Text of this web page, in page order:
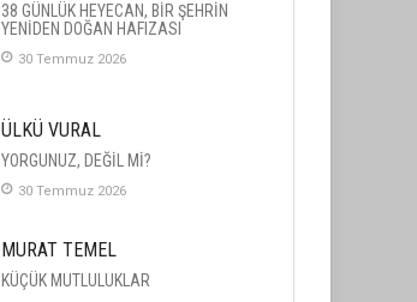
38 GÜNLÜK HEYECAN, BİR ŞEHRİN
YENİDEN DOĞAN HAFIZASI
30 Temmuz 2026
ÜLKÜ VURAL
YORGUNUZ, DEĞİL Mİ?
30 Temmuz 2026
MURAT TEMEL
KÜÇÜK MUTLULUKLAR